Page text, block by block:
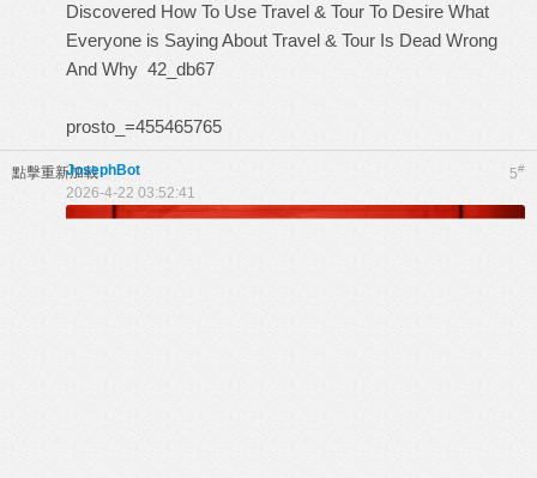
Discovered How To Use Travel & Tour To Desire What
Everyone is Saying About Travel & Tour Is Dead Wrong
And Why 42_db67
prosto_=455465765
點擊重新加載 5#
JosephBot
2026-4-22 03:52:41